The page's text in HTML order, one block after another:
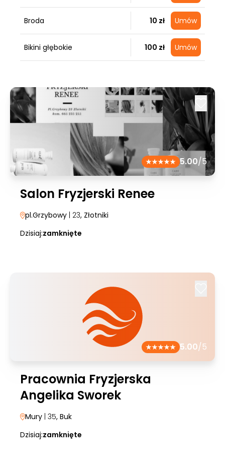
Broda 10 zł Umów
Bikini głębokie 100 zł Umów
5.00/5
Salon Fryzjerski Renee
pl.Grzybowy | 23, Złotniki
Dzisiaj:zamknięte
5.00/5
Pracownia Fryzjerska
Angelika Sworek
Mury | 35, Buk
Dzisiaj:zamknięte